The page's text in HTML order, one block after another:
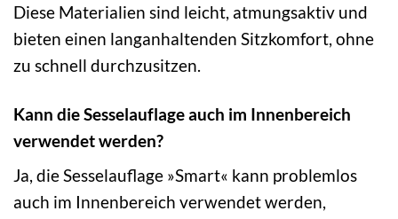
Diese Materialien sind leicht, atmungsaktiv und
bieten einen langanhaltenden Sitzkomfort, ohne
zu schnell durchzusitzen.
Kann die Sesselauflage auch im Innenbereich
verwendet werden?
Ja, die Sesselauflage »Smart« kann problemlos
auch im Innenbereich verwendet werden,